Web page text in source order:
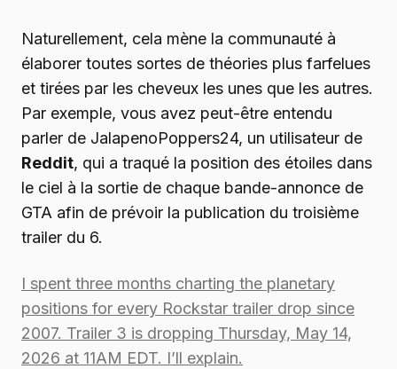
Naturellement, cela mène la communauté à
élaborer toutes sortes de théories plus farfelues
et tirées par les cheveux les unes que les autres.
Par exemple, vous avez peut-être entendu
parler de JalapenoPoppers24, un utilisateur de
Reddit, qui a traqué la position des étoiles dans
le ciel à la sortie de chaque bande-annonce de
GTA afin de prévoir la publication du troisième
trailer du 6.
I spent three months charting the planetary
positions for every Rockstar trailer drop since
2007. Trailer 3 is dropping Thursday, May 14,
2026 at 11AM EDT. I’ll explain.